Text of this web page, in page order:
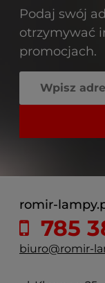
Podaj swój
otrzymywać
promocjach.
romir-
785
biuro@romir-